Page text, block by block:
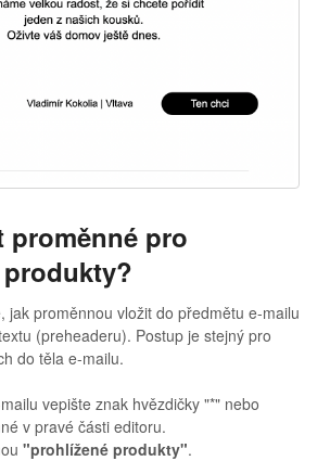
proměnné pro
jak proměnnou vložit do předmětu e-mailu
(preheaderu). Postup je stejný pro
do těla e-mailu.
vepište znak hvězdičky "*" nebo
v pravé části editoru.
"prohlížené produkty".